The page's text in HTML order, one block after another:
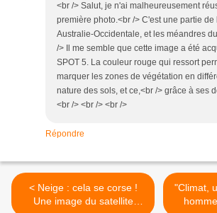
<br /> Salut, je n'ai malheureusement
première photo.<br /> C'est une partie de
Australie-Occidentale, et les méandres
/> Il me semble que cette image a été
SPOT 5. La couleur rouge qui ressort
marquer les zones de végétation en
nature des sols, et ce,<br /> grâce à ses
<br /> <br /> <br />
Répondre
< Neige : cela se corse !
Une image du satellite
"Climat,